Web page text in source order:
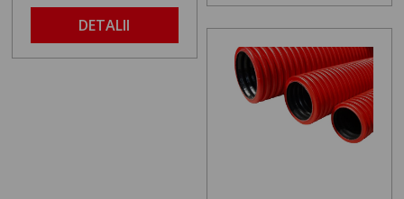
DETALII